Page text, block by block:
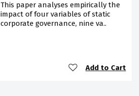
This paper analyses empirically the
impact of four variables of static
corporate governance, nine va..
Add to Cart